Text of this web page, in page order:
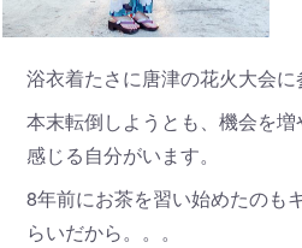
浴衣着たさに唐津の花火大会に
本末転倒しようとも、機会を
感じる自分がいます。
8年前にお茶を習い始めたのも
らいだから。。。